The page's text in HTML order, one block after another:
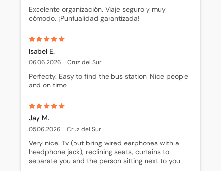
Excelente organización. Viaje seguro y muy
cómodo. ¡Puntualidad garantizada!
Isabel E.
06.06.2026 Cruz del Sur
Perfecty. Easy to find the bus station, Nice people
and on time
Jay M.
05.06.2026 Cruz del Sur
Very nice. Tv (but bring wired earphones with a
headphone jack), reclining seats, curtains to
separate you and the person sitting next to you